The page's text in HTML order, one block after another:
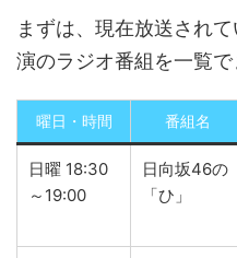
まずは、現在放送され
演のラジオ番組を一覧で
曜日・時間 番組名
日曜 18:30
～19:00
日向坂46の
「ひ」